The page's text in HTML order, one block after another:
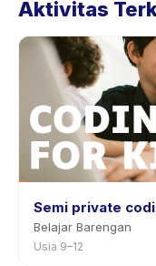
pada halaman
pemberitahuan
Aktivitas
Semi private
Belajar Barengan
Usia 9–12